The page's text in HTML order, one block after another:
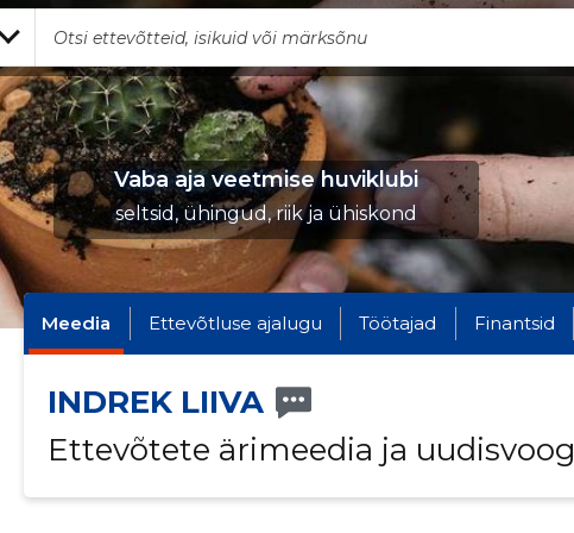
Vaba aja veetmise huviklubi
seltsid, ühingud, riik ja ühiskond
Meedia Ettevõtluse ajalugu Töötajad Finantsid
INDREK LIIVA
Ettevõtete ärimeedia ja uudisvoog